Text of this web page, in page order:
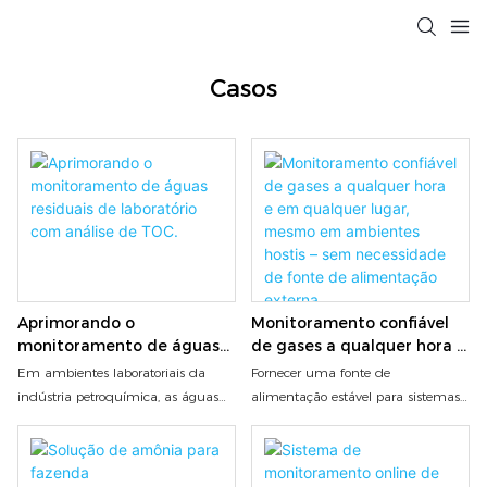
Casos
Aprimorando o
monitoramento de águas
residuais de laboratório
com análise de TOC.
Em ambientes laboratoriais da
indústria petroquímica, as águas
concentrações elevadas e
complexas de compostos orgânicos.
Monitoramento confiável
de gases a qualquer hora e
em qualquer lugar, mesmo
em ambientes hostis – sem
alimentação externa.
Fornecer uma fonte de
alimentação estável para sistemas
desafio em muitos ambientes
industriais, áreas remotas ou